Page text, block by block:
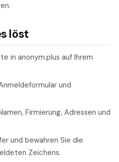
löst
in anonym.plus auf Ihrem
und
Firmierung, Adressen und
und bewahren Sie die
Zeichens.